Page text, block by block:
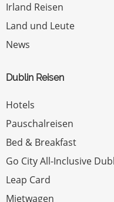
Irland Reisen
Land und Leute
News
Dublin Reisen
Hotels
Pauschalreisen
Bed & Breakfast
Go City All-Inclusive
Leap Card
Mietwagen